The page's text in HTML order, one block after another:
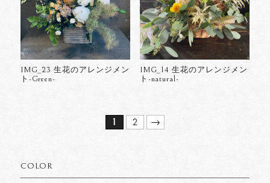
COLOR
IMG_23 生花のアレンジメン
ト-Green-
IMG_14 生花のアレンジメン
ト-natural-
1 2 →